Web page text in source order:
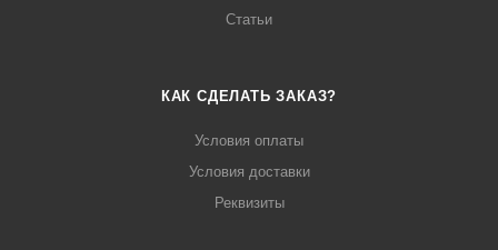
Статьи
КАК СДЕЛАТЬ ЗАКАЗ?
Условия оплаты
Условия доставки
Реквизиты